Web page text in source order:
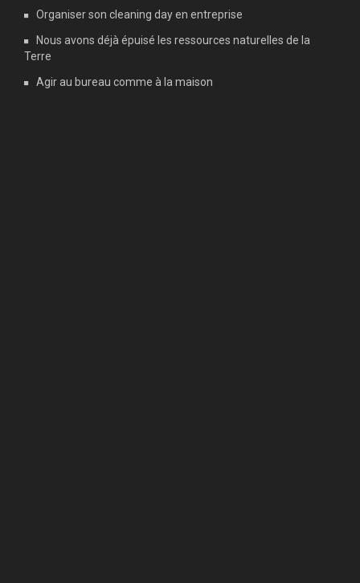
Organiser son cleaning day en entreprise
Nous avons déjà épuisé les ressources naturelles de la
Terre
Agir au bureau comme à la maison